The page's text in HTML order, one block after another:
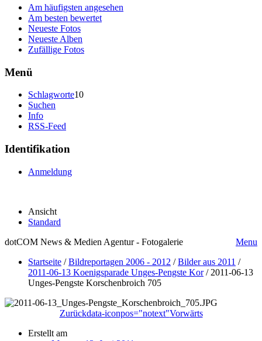
Am häufigsten angesehen
Am besten bewertet
Neueste Fotos
Neueste Alben
Zufällige Fotos
Menü
Schlagworte10
Suchen
Info
RSS-Feed
Identifikation
Anmeldung
Ansicht
Standard
dotCOM News & Medien Agentur - Fotogalerie
Menu
Startseite /Bildreportagen 2006 - 2012 /Bilder aus 2011 /
2011-06-13 Koenigsparade Unges-Pengste Kor/ 2011-06-13
Unges-Pengste Korschenbroich 705
Zurückdata-iconpos="notext"Vorwärts
Erstellt am